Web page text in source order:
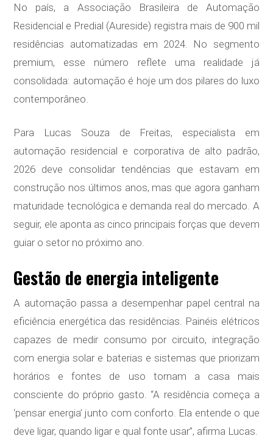
No país, a Associação Brasileira de Automação
Residencial e Predial (Aureside) registra mais de 900 mil
residências automatizadas em 2024. No segmento
premium, esse número reflete uma realidade já
consolidada: automação é hoje um dos pilares do luxo
contemporâneo.
Para Lucas Souza de Freitas, especialista em
automação residencial e corporativa de alto padrão,
2026 deve consolidar tendências que estavam em
construção nos últimos anos, mas que agora ganham
maturidade tecnológica e demanda real do mercado. A
seguir, ele aponta as cinco principais forças que devem
guiar o setor no próximo ano.
Gestão de energia inteligente
A automação passa a desempenhar papel central na
eficiência energética das residências. Painéis elétricos
capazes de medir consumo por circuito, integração
com energia solar e baterias e sistemas que priorizam
horários e fontes de uso tornam a casa mais
consciente do próprio gasto. “A residência começa a
‘pensar energia’ junto com conforto. Ela entende o que
deve ligar, quando ligar e qual fonte usar”, afirma Lucas.